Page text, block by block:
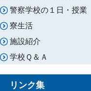
警察学校の１日・授業
寮生活
施設紹介
学校Ｑ＆Ａ
リンク集